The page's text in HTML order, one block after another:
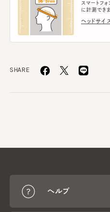
スマートフ
に計測できま
ヘッドサイ
SHARE
ヘルプ